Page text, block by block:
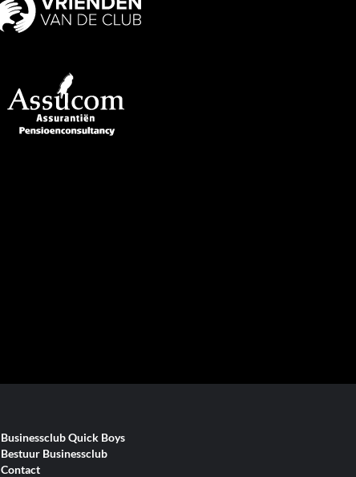
Businessclub Quick Boys
Bestuur Businessclub
Contact